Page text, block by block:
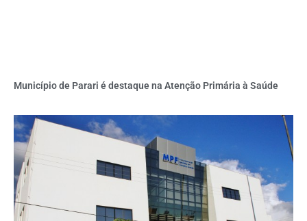
Município de Parari é destaque na Atenção Primária à Saúde